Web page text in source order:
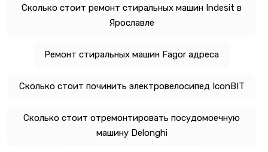
Сколько стоит ремонт стиральных машин Indesit в
Ярославле
Ремонт стиральных машин Fagor адреса
Сколько стоит починить электровелосипед IconBIT
Сколько стоит отремонтировать посудомоечную
машину Delonghi